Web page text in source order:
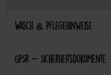
Wasch & Pflegehinweise
GPSR - Sicherheitsdokumente